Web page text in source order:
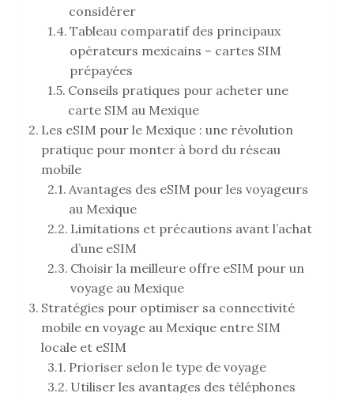
considérer
Tableau comparatif des principaux
opérateurs mexicains – cartes SIM
prépayées
Conseils pratiques pour acheter une
carte SIM au Mexique
Les eSIM pour le Mexique : une révolution
pratique pour monter à bord du réseau
mobile
Avantages des eSIM pour les voyageurs
au Mexique
Limitations et précautions avant l’achat
d’une eSIM
Choisir la meilleure offre eSIM pour un
voyage au Mexique
Stratégies pour optimiser sa connectivité
mobile en voyage au Mexique entre SIM
locale et eSIM
Prioriser selon le type de voyage
Utiliser les avantages des téléphones